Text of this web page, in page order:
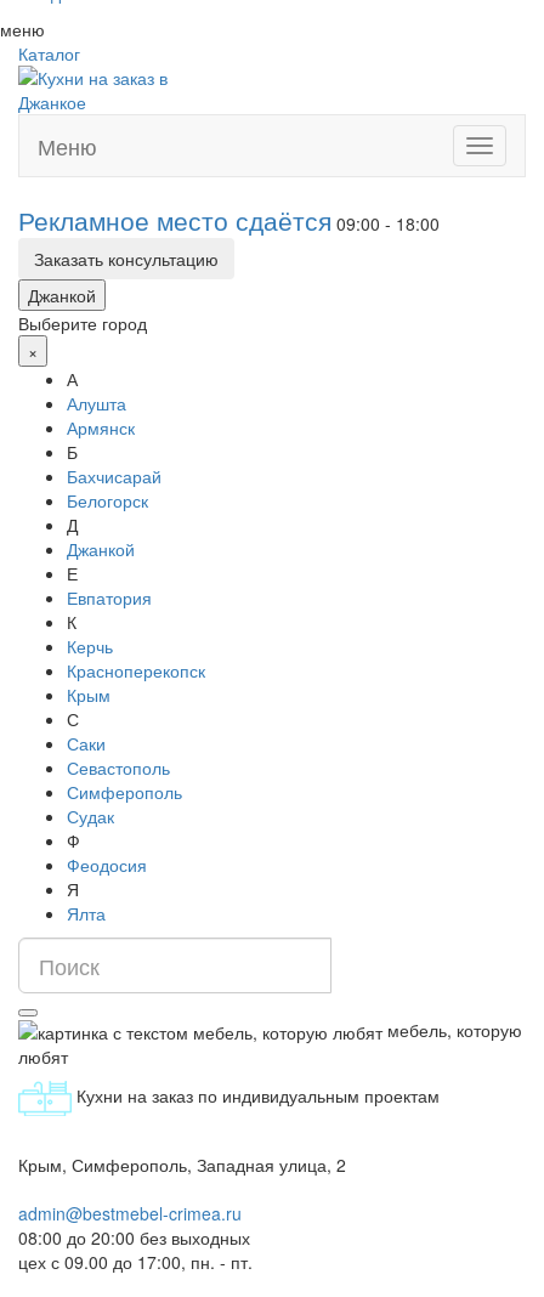
меню
Каталог
Toggle
Меню
Рекламное место сдаётся 09:00 - 18:00
Заказать консультацию
Джанкой
Выберите город
×
А
Алушта
Армянск
Б
Бахчисарай
Белогорск
Д
Джанкой
Е
Евпатория
К
Керчь
Красноперекопск
Крым
С
Саки
Севастополь
Симферополь
Судак
Ф
Феодосия
Я
Ялта
мебель, которую
любят
Кухни на заказ по индивидуальным проектам
Крым, Симферополь, Западная улица, 2
admin@bestmebel-crimea.ru
08:00 до 20:00 без выходных
цех с 09.00 до 17:00, пн. - пт.